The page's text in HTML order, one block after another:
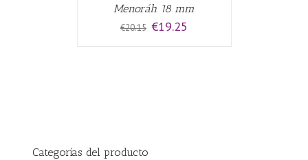
Menoráh 18 mm
€20.15 El
€19.25
Categorías del producto